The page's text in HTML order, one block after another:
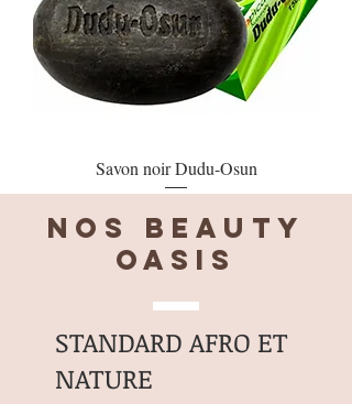
Savon noir Dudu-Osun
Nos BEAUTY
OASIS
STANDARD AFRO ET
NATURE